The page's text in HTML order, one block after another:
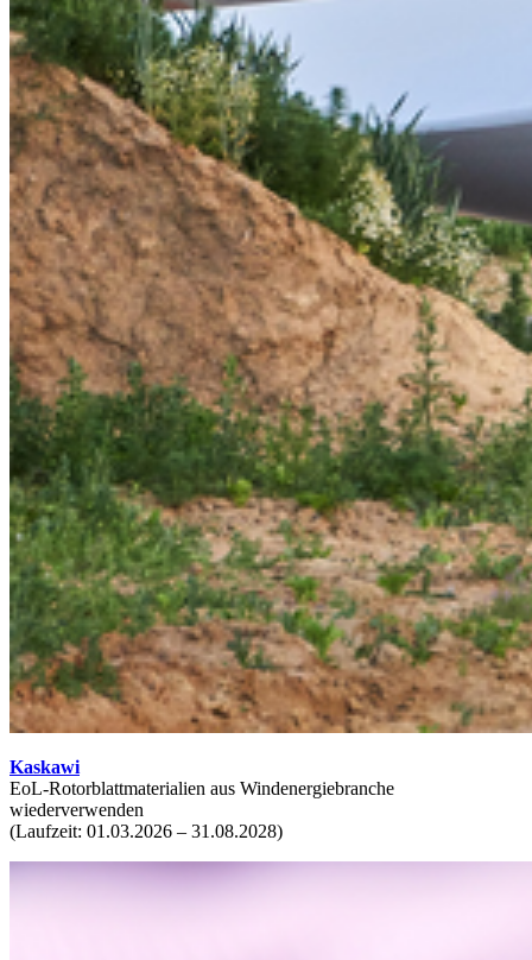
Kaskawi
EoL-Rotorblattmaterialien aus Windenergiebranche
wiederverwenden
(Laufzeit: 01.03.2026 – 31.08.2028)